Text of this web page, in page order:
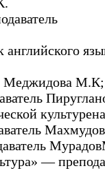
Меджидова М.К;
—